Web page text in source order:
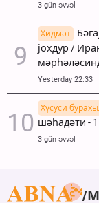
3 gün əvvəl
Хидмәт
јохдур /
Yesterday 22:33
Хүсуси
шәһадәти -
3 gün əvvəl